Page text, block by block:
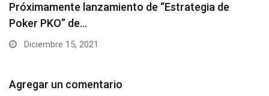
de “Estrategia de Regalaremos 10
Agregar un comentario